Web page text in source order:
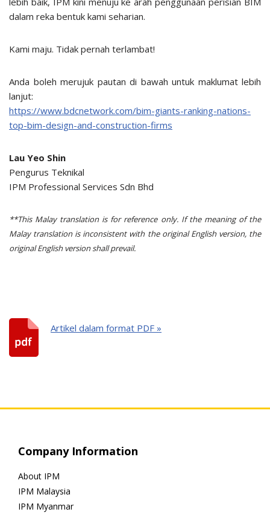
dalam reka bentuk kami seharian.
Kami maju. Tidak pernah terlambat!
Anda boleh merujuk pautan di bawah untuk maklumat lebih
lanjut:
https://www.bdcnetwork.com/bim-giants-ranking-nations-
top-bim-design-and-construction-firms
Lau Yeo Shin
Pengurus Teknikal
IPM Professional Services Sdn Bhd
**This Malay translation is for reference only. If the meaning of the
Malay translation is inconsistent with the original English version, the
original English version shall prevail.
Artikel dalam format PDF »
Company Information
About IPM
IPM Malaysia
IPM Myanmar